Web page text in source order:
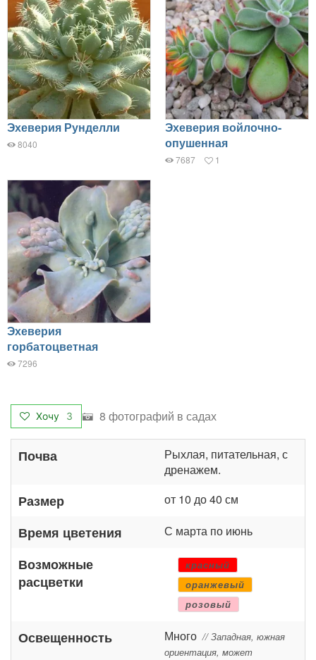
Эхеверия Рунделли
8040
Эхеверия войлочно-
опушенная
7687 1
Эхеверия
горбатоцветная
7296
Хочу 3 8 фотографий в садах
Почва
Рыхлая, питательная, с
дренажем.
Размер от 10 до 40 см
Время цветения С марта по июнь
Возможные
расцветки
красный
оранжевый
розовый
Освещенность Много // Западная, южная
ориентация, может